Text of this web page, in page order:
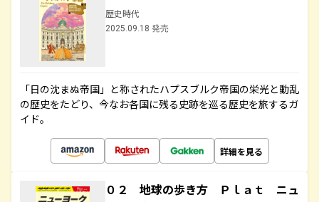
歴史時代
2025.09.18 発売
「日の沈まぬ帝国」と称されたハプスブルク帝国の栄光と動乱
の歴史をたどり、今なお各国に残る史跡を巡る歴史を旅するガ
イド。
詳細を見る
０２ 地球の歩き方 Ｐｌａｔ ニュ